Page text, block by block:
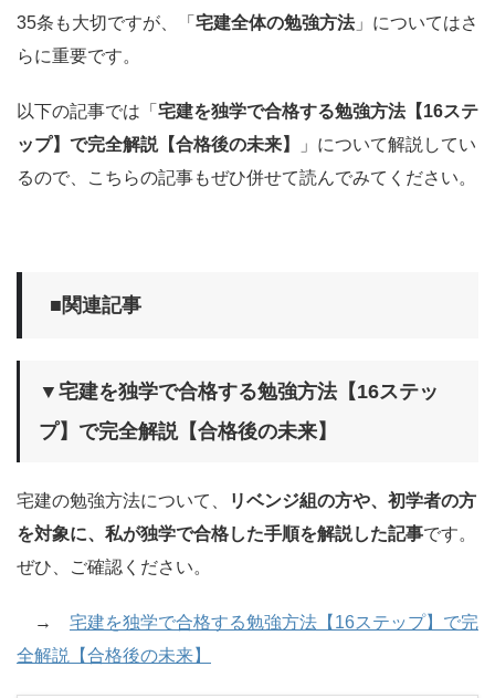
35条も大切ですが、「 宅建全体の勉強方法」についてはさ
らに重要です。
以下の記事では「 宅建を独学で合格する勉強方法【16ステ
ップ】で完全解説【合格後の未来】
」について解説してい
るので、こちらの記事もぜひ併せて読んでみてください。
■関連記事
▼宅建を独学で合格する勉強方法【16ステッ
プ】で完全解説【合格後の未来】
宅建の勉強方法について、
リベンジ組の方や、初学者の方
を対象に、私が独学で合格した手順を解説した記事です。
ぜひ、ご確認ください。
→ 宅建を独学で合格する勉強方法【16ステップ】で完
全解説【合格後の未来】